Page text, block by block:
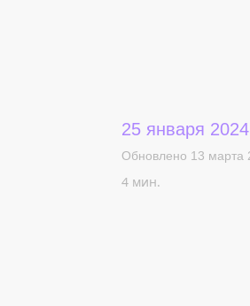
25 января
Обновлено 13 марта
4 мин.